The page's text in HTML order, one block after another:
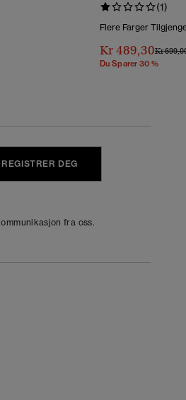
(1)
Flere Farger
Kr 489,30Pris
Kr
Du Sparer 30 %
REGISTRER DEG
fra oss.